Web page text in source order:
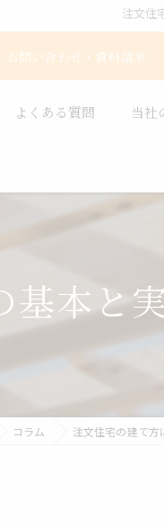
注文住
お問い合わせ・資料請求
よくある質問 当社
健康
省エネ
基本と
コラム 注文住宅の建て